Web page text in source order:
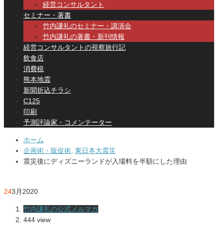
経営コンサルタント
セミナー・著書
竹内謙礼のセミナー・講演会
竹内謙礼の著書・新刊情報
経営コンサルタントの視察旅行記
飲食店
消費税
熊本地震
新聞折込チラシ
C125
印刷
予測評論家・コメンテーター
ホーム
企画術・販促術, 東日本大震災
震災後にディズニーランドが入場料を半額にした理由
243月2020
竹内謙礼の公式メルマガ
444 view